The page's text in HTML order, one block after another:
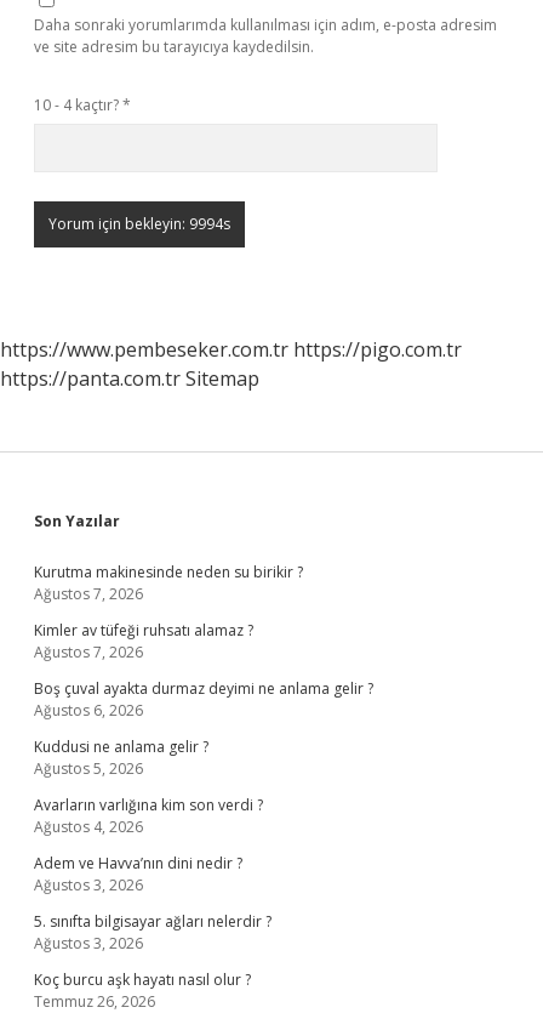
Daha sonraki yorumlarımda kullanılması için adım, e-posta adresim
ve site adresim bu tarayıcıya kaydedilsin.
10 - 4 kaçtır?*
https://www.pembeseker.com.tr https://pigo.com.tr
https://panta.com.trSitemap
Sidebar
Son Yazılar
Kurutma makinesinde neden su birikir ?
Ağustos 7, 2026
Kimler av tüfeği ruhsatı alamaz ?
Ağustos 7, 2026
Boş çuval ayakta durmaz deyimi ne anlama gelir ?
Ağustos 6, 2026
Kuddusi ne anlama gelir ?
Ağustos 5, 2026
Avarların varlığına kim son verdi ?
Ağustos 4, 2026
Adem ve Havva’nın dini nedir ?
Ağustos 3, 2026
5. sınıfta bilgisayar ağları nelerdir ?
Ağustos 3, 2026
Koç burcu aşk hayatı nasıl olur ?
Temmuz 26, 2026